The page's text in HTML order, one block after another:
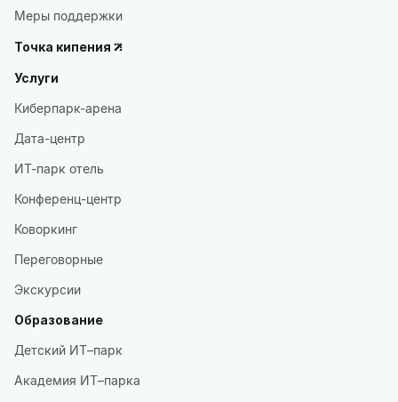
Меры поддержки
Точка кипения
Услуги
Киберпарк-арена
Дата-центр
ИТ-парк отель
Конференц-центр
Коворкинг
Переговорные
Экскурсии
Образование
Детский ИТ–парк
Академия ИТ–парка